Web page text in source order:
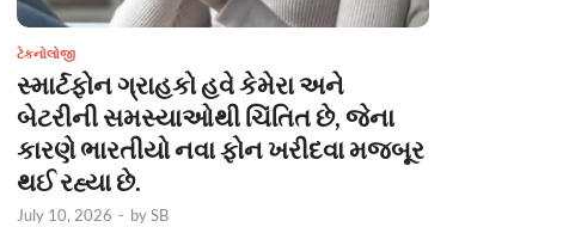
ટેકનોલોજી
સ્માર્ટફોન ગ્રાહકો હવે કેમેરા અને
બેટરીની સમસ્યાઓથી ચિંતિત છે, જેના
કારણે ભારતીયો નવા ફોન ખરીદવા મજબૂર
થઈ રહ્યા છે.
July 10, 2026 - bySB